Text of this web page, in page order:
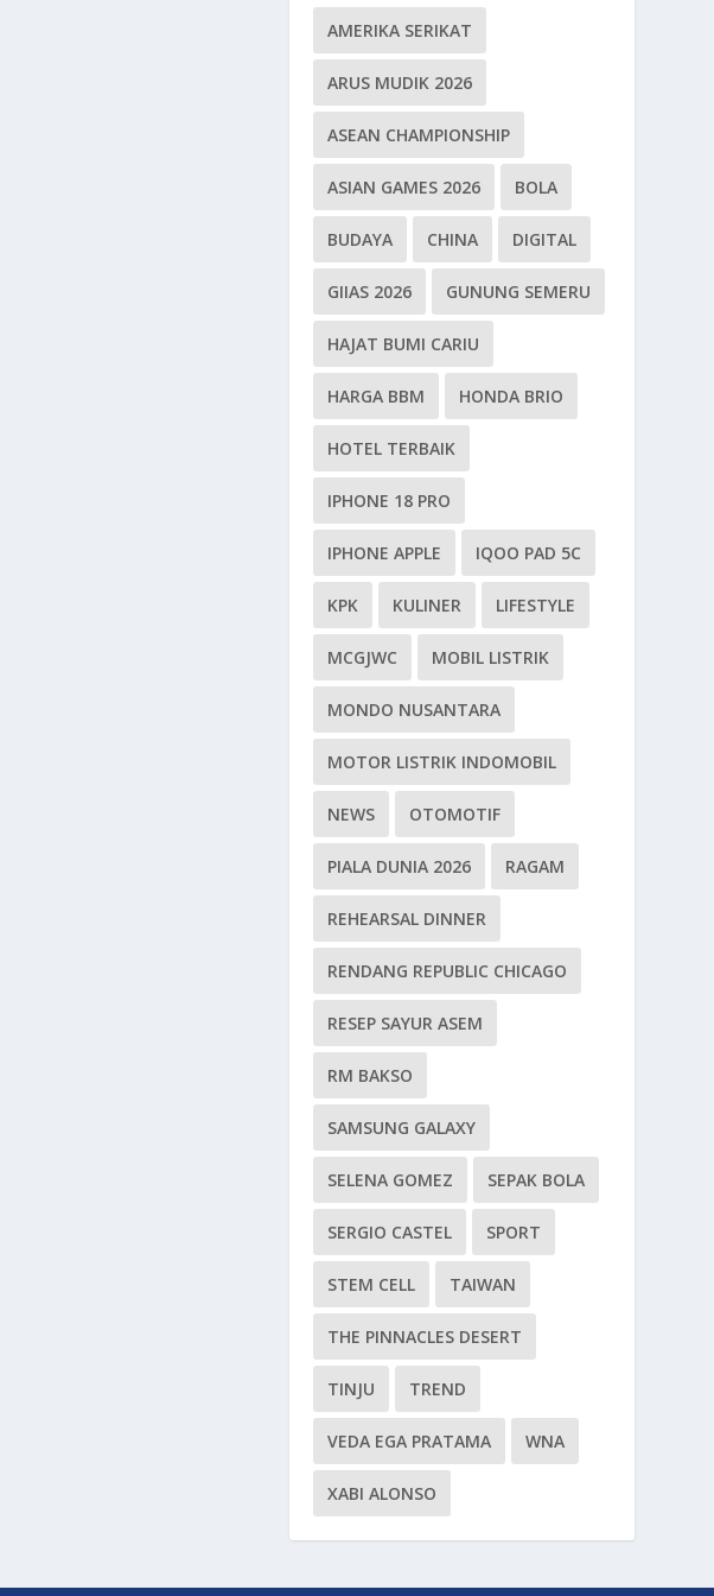
AMERIKA SERIKAT
ARUS MUDIK 2026
ASEAN CHAMPIONSHIP
ASIAN GAMES 2026 BOLA
BUDAYA CHINA DIGITAL
GIIAS 2026 GUNUNG SEMERU
HAJAT BUMI CARIU
HARGA BBM HONDA BRIO
HOTEL TERBAIK
IPHONE 18 PRO
IPHONE APPLE IQOO PAD 5C
KPK KULINER LIFESTYLE
MCGJWC MOBIL LISTRIK
MONDO NUSANTARA
MOTOR LISTRIK INDOMOBIL
NEWS OTOMOTIF
PIALA DUNIA 2026 RAGAM
REHEARSAL DINNER
RENDANG REPUBLIC CHICAGO
RESEP SAYUR ASEM
RM BAKSO
SAMSUNG GALAXY
SELENA GOMEZ SEPAK BOLA
SERGIO CASTEL SPORT
STEM CELL TAIWAN
THE PINNACLES DESERT
TINJU TREND
VEDA EGA PRATAMA WNA
XABI ALONSO